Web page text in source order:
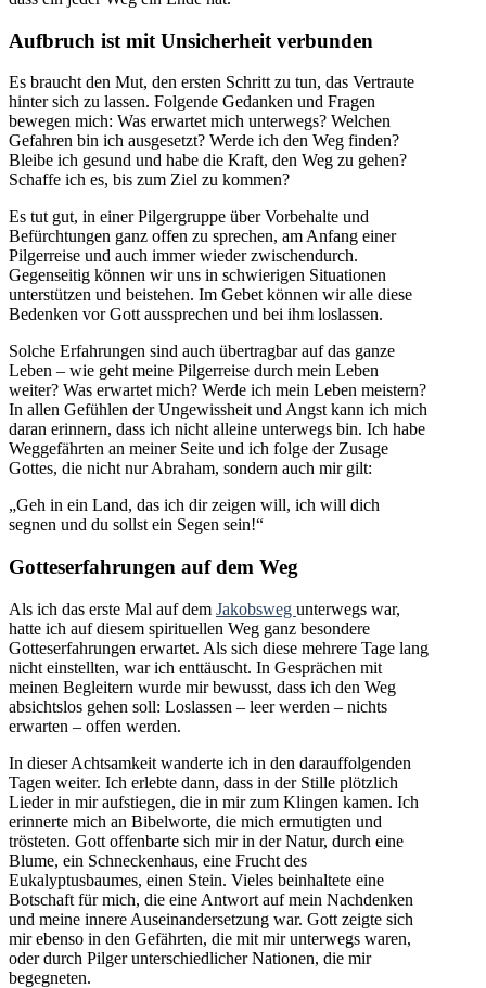
Aufbruch ist mit Unsicherheit verbunden
Es braucht den Mut, den ersten Schritt zu tun, das Vertraute
hinter sich zu lassen. Folgende Gedanken und Fragen
bewegen mich: Was erwartet mich unterwegs? Welchen
Gefahren bin ich ausgesetzt? Werde ich den Weg finden?
Bleibe ich gesund und habe die Kraft, den Weg zu gehen?
Schaffe ich es, bis zum Ziel zu kommen?
Es tut gut, in einer Pilgergruppe über Vorbehalte und
Befürchtungen ganz offen zu sprechen, am Anfang einer
Pilgerreise und auch immer wieder zwischendurch.
Gegenseitig können wir uns in schwierigen Situationen
unterstützen und beistehen. Im Gebet können wir alle diese
Bedenken vor Gott aussprechen und bei ihm loslassen.
Solche Erfahrungen sind auch übertragbar auf das ganze
Leben – wie geht meine Pilgerreise durch mein Leben
weiter? Was erwartet mich? Werde ich mein Leben meistern?
In allen Gefühlen der Ungewissheit und Angst kann ich mich
daran erinnern, dass ich nicht alleine unterwegs bin. Ich habe
Weggefährten an meiner Seite und ich folge der Zusage
Gottes, die nicht nur Abraham, sondern auch mir gilt:
„Geh in ein Land, das ich dir zeigen will, ich will dich
segnen und du sollst ein Segen sein!“
Gotteserfahrungen auf dem Weg
Als ich das erste Mal auf dem Jakobsweg unterwegs war,
hatte ich auf diesem spirituellen Weg ganz besondere
Gotteserfahrungen erwartet. Als sich diese mehrere Tage lang
nicht einstellten, war ich enttäuscht. In Gesprächen mit
meinen Begleitern wurde mir bewusst, dass ich den Weg
absichtslos gehen soll: Loslassen – leer werden – nichts
erwarten – offen werden.
In dieser Achtsamkeit wanderte ich in den darauffolgenden
Tagen weiter. Ich erlebte dann, dass in der Stille plötzlich
Lieder in mir aufstiegen, die in mir zum Klingen kamen. Ich
erinnerte mich an Bibelworte, die mich ermutigten und
trösteten. Gott offenbarte sich mir in der Natur, durch eine
Blume, ein Schneckenhaus, eine Frucht des
Eukalyptusbaumes, einen Stein. Vieles beinhaltete eine
Botschaft für mich, die eine Antwort auf mein Nachdenken
und meine innere Auseinandersetzung war. Gott zeigte sich
mir ebenso in den Gefährten, die mit mir unterwegs waren,
oder durch Pilger unterschiedlicher Nationen, die mir
begegneten.